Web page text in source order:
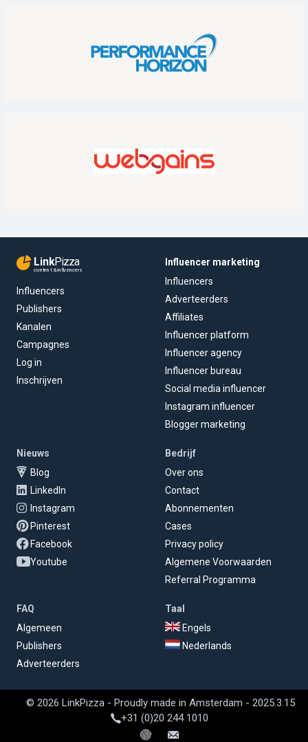
LinkPizza
content & influencers
Influencers
Publishers
Kanalen
Campagnes
Log in
Inschrijven
Influencer marketing
Influencers
Adverteerders
Affiliates
Influencer platform
Influencer agency
Influencer bureau
Social media influencer
Instagram influencer
Blogger marketing
Nieuws
Blog
LinkedIn
Instagram
Pinterest
Facebook
Youtube
Bedrijf
Over ons
Contact
Abonnementen
Cases
Privacy policy
Algemene Voorwaarden
Referral Programma
FAQ
Algemeen
Publishers
Adverteerders
Taal
Engels
Nederlands
© 2026 LinkPizza - Proudly made in Amsterdam - 2025.3.15
+31 (0)20 244 1010